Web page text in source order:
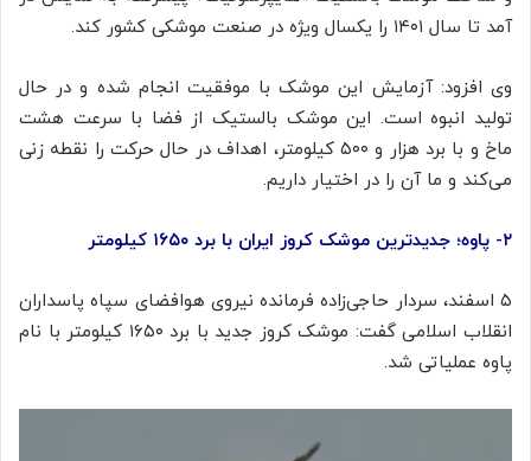
آمد تا سال ۱۴۰۱ را یکسال ویژه در صنعت موشکی کشور کند.
وی افزود: آزمایش این موشک با موفقیت انجام شده و در حال
تولید انبوه است. این موشک بالستیک از فضا با سرعت هشت
ماخ
و با برد هزار و ۵۰۰ کیلومتر، اهداف در حال حرکت را نقطه زنی
می‌کند و ما آن را در اختیار داریم.
۲- پاوه؛ جدیدترین موشک کروز ایران با برد ۱۶۵۰ کیلومتر
۵ اسفند، سردار حاجی‌زاده فرمانده نیروی هوافضای سپاه پاسداران
انقلاب اسلامی گفت: موشک کروز جدید با برد ۱۶۵۰ کیلومتر با نام
پاوه عملیاتی شد.